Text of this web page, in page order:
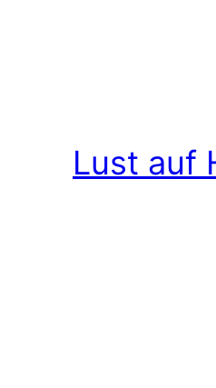
Lust auf